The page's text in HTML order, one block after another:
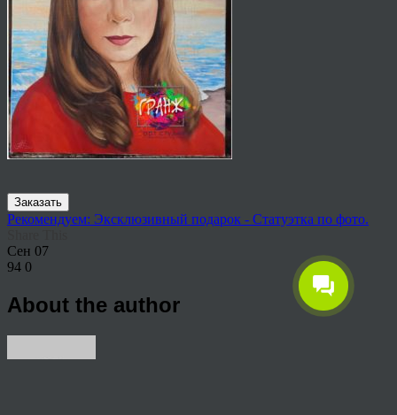
Заказать
Рекомендуем: Эксклюзивный подарок - Статуэтка по фото.
Сен 07
94 0
About the author